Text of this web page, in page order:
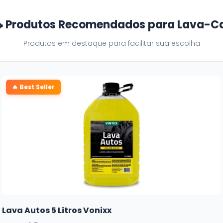
Produtos Recomendados para Lava-
Produtos em destaque para facilitar sua escolha
🔥 Best Seller
Lava Autos 5 Litros Vonixx